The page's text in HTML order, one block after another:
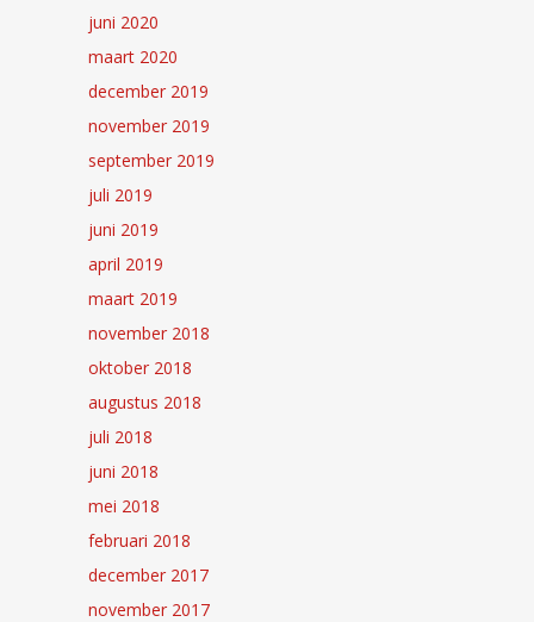
juni 2020
maart 2020
december 2019
november 2019
september 2019
juli 2019
juni 2019
april 2019
maart 2019
november 2018
oktober 2018
augustus 2018
juli 2018
juni 2018
mei 2018
februari 2018
december 2017
november 2017